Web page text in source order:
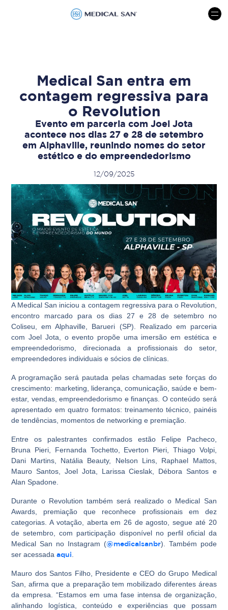
menu
Medical San entra em
contagem regressiva para
o Revolution
Evento em parceria com Joel Jota
acontece nos dias 27 e 28 de setembro
em Alphaville, reunindo nomes do setor
estético e do empreendedorismo
12/09/2025
A Medical San iniciou a contagem regressiva para o Revolution,
encontro marcado para os dias 27 e 28 de setembro no
Coliseu, em Alphaville, Barueri (SP). Realizado em parceria
com Joel Jota, o evento propõe uma imersão em estética e
empreendedorismo, direcionada a profissionais do setor,
empreendedores individuais e sócios de clínicas.
A programação será pautada pelas chamadas sete forças do
crescimento: marketing, liderança, comunicação, saúde e bem-
estar, vendas, empreendedorismo e finanças. O conteúdo será
apresentado em quatro formatos: treinamento técnico, painéis
de tendências, momentos de networking e premiação.
Entre os palestrantes confirmados estão Felipe Pacheco,
Bruna Pieri, Fernanda Tochetto, Everton Pieri, Thiago Volpi,
Dani Martins, Natália Beauty, Nelson Lins, Raphael Mattos,
Mauro Santos, Joel Jota, Larissa Cieslak, Débora Santos e
Alan Spadone.
Durante o Revolution também será realizado o Medical San
Awards, premiação que reconhece profissionais em dez
categorias. A votação, aberta em 26 de agosto, segue até 20
de setembro, com participação disponível no perfil oficial da
Medical San no Instagram (@medicalsanbr). Também pode
ser acessadaaqui
Mauro dos Santos Filho, Presidente e CEO do Grupo Medical
San, afirma que a preparação tem mobilizado diferentes áreas
da empresa. “Estamos em uma fase intensa de organização,
alinhando logística, conteúdo e experiências que possam